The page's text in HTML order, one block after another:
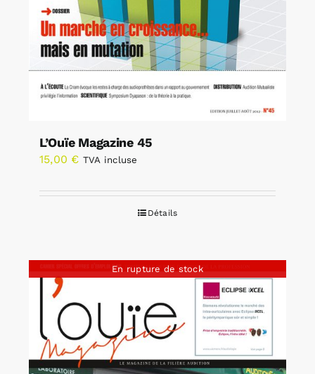
L’Ouïe Magazine 45
15,00 € TVA incluse
Détails
En rupture de stock